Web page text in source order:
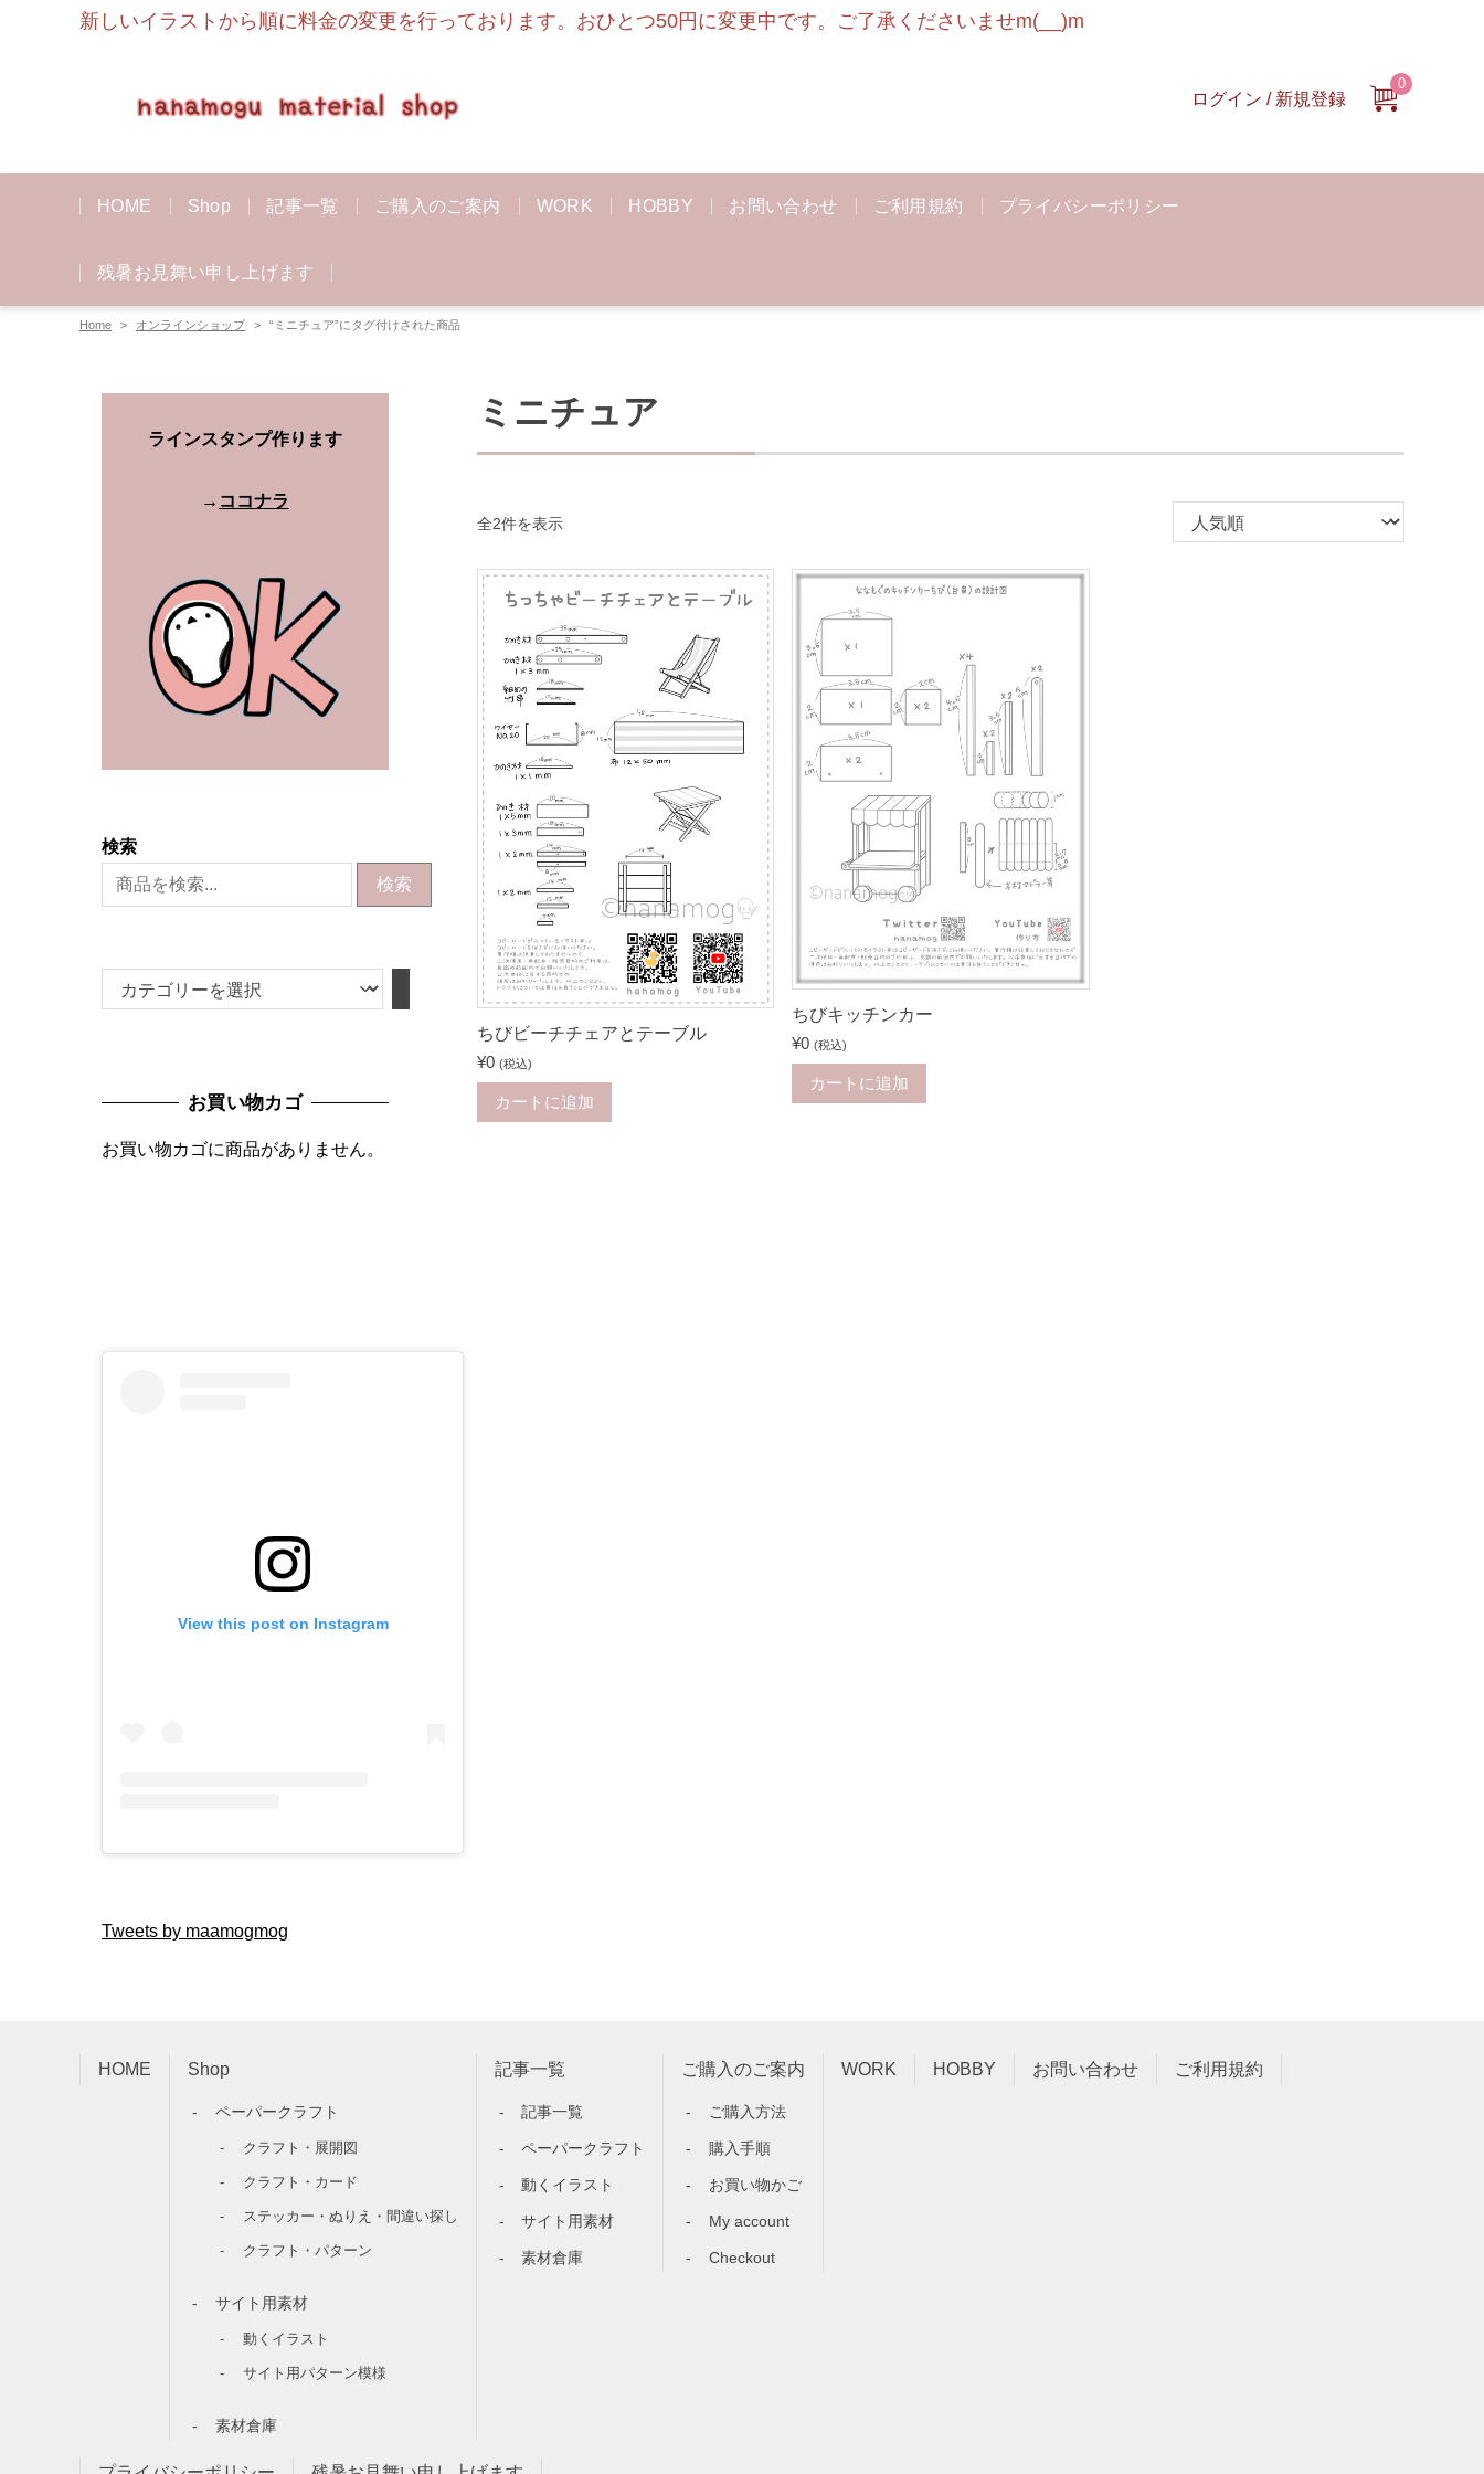
新しいイラストから順に料金の変更を行っております。おひとつ50円に変更中です。ご了承くださいませm(__)m
ログイン / 新規登録
0
HOME Shop 記事一覧 ご購入のご案内 WORK HOBBY お問い合わせ ご利用規約 プライバシーポリシー
残暑お見舞い申し上げます
Home オンラインショップ “ミニチュア”にタグ付けされた商品
ミニチュア
全2件を表示人
順
ちびビーチチェアとテーブル
¥0 (税込)
カートに追加
ちびキッチンカー
¥0 (税込)
カートに追加
ラインスタンプ作ります
→ ココナラ
検索
検索
テ
ー
お買い物カゴ
お買い物カゴに商品がありません。
View this post on Instagram
Tweets by maamogmog
HOME Shop
ペーパークラフト
クラフト・展開図
クラフト・カード
ステッカー・ぬりえ・間違い探し
クラフト・パターン
サイト用素材
動くイラスト
サイト用パターン模様
素材倉庫
記事一覧
記事一覧
ペーパークラフト
動くイラスト
サイト用素材
素材倉庫
ご購入のご案内
ご購入方法
購入手順
お買い物かご
My account
Checkout
WORK HOBBY お問い合わせ ご利用規約